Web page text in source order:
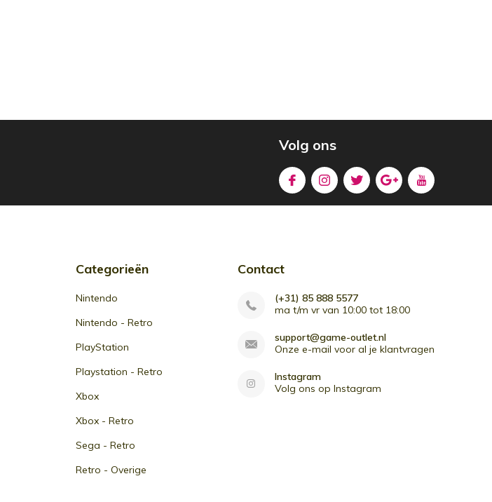
Volg ons
Categorieën
Nintendo
Nintendo - Retro
PlayStation
Playstation - Retro
Xbox
Xbox - Retro
Sega - Retro
Retro - Overige
Contact
(+31) 85 888 5577
ma t/m vr van 10:00 tot 18:00
support@game-outlet.nl
Onze e-mail voor al je klantvragen
Instagram
Volg ons op Instagram